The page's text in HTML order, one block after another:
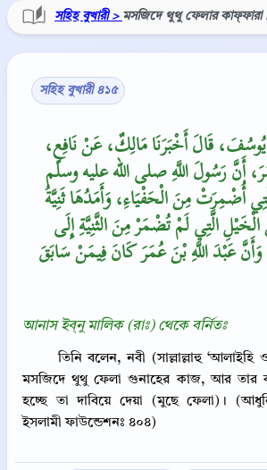
সহিহ বুখারী > মসজিদে থুথু ফেলার কাফ্‌ফারা।
সহিহ বুখারী ৪১৫
يُوسُفَ، قَالَ أَخْبَرَنَا مَالِكٌ، عَنْ نَافِعٍ،
أَنَّ رَسُولَ اللَّهِ صلى الله عليه وسلم
أُضْمِرَتْ مِنَ الْحَفْيَاءِ، وَأَمَدُهَا ثَنِيَّةُ
الْخَيْلِ الَّتِي لَمْ تُضْمَرْ مِنَ الثَّنِيَّةِ إِلَى
عَبْدَ اللَّهِ بْنَ عُمَرَ كَانَ فِيمَنْ سَابَقَ
আনাস ইব্‌নু মালিক (রাঃ) থেকে বর্নিতঃ
তিনি বলেন, নবী (সাল্লাল্লাহু ‘আলাইহি
মসজিদে থুথু ফেলা গুনাহের কাজ, আর তার
হচ্ছে তা দাবিয়ে দেয়া (মুছে ফেলা)।
ইসলামী ফাউন্ডেশনঃ ৪০৪)